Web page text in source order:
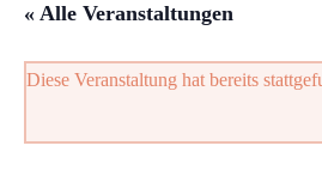
« Alle Veranstaltungen
Diese Veranstaltung hat bereits